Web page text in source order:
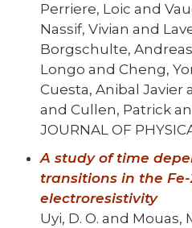
Perriere, Loic and
Nassif, Vivian and
Borgschulte,
Longo and Cheng,
Cuesta, Anibal Javier
and Cullen, Patrick
JOURNAL OF
A study of time
transitions in the Fe-
electroresistivity
Uyi, D. O. and Mouas,